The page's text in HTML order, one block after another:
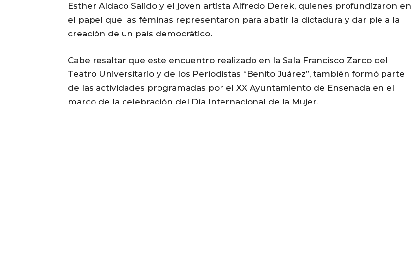
Esther Aldaco Salido y el joven artista Alfredo Derek, quienes profundizaron en
el papel que las féminas representaron para abatir la dictadura y dar pie a la
creación de un país democrático.
Cabe resaltar que este encuentro realizado en la Sala Francisco Zarco del
Teatro Universitario y de los Periodistas “Benito Juárez”, también formó parte
de las actividades programadas por el XX Ayuntamiento de Ensenada en el
marco de la celebración del Día Internacional de la Mujer.